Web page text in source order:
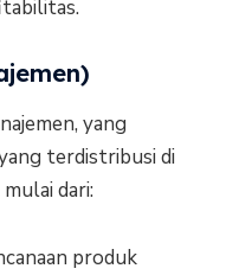
yang
terdistribusi di
dari:
produk